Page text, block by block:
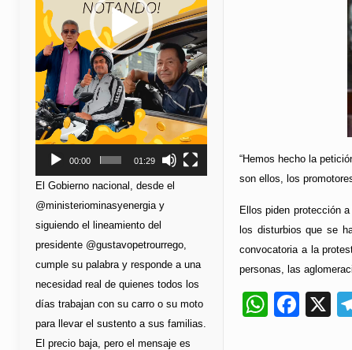
“Hemos hecho la
son ellos, los
Ellos piden protección
los disturbios que se
convocatoria a la
personas, las
X
00:00 01:29
El Gobierno nacional, desde el
@ministeriominasyenergia y
siguiendo el lineamiento del
presidente @gustavopetrourrego,
cumple su palabra y responde a una
necesidad real de quienes todos los
días trabajan con su carro o su moto
para llevar el sustento a sus familias.
El precio baja, pero el mensaje es